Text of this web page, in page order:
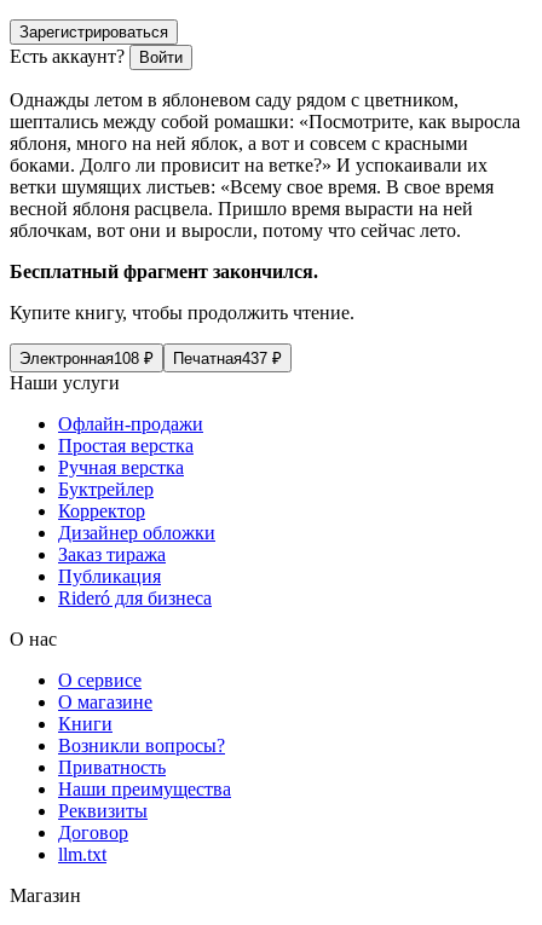
Зарегистрироваться
Есть аккаунт? Войти
Однажды летом в яблоневом саду рядом с цветником,
шептались между собой ромашки: «Посмотрите, как выросла
яблоня, много на ней яблок, а вот и совсем с красными
боками. Долго ли провисит на ветке?» И успокаивали их
ветки шумящих листьев: «Всему свое время. В свое время
весной яблоня расцвела. Пришло время вырасти на ней
яблочкам, вот они и выросли, потому что сейчас лето.
Бесплатный фрагмент закончился.
Купите книгу, чтобы продолжить чтение.
Электронная108 ₽ Печатная437 ₽
Наши услуги
Офлайн-продажи
Простая верстка
Ручная верстка
Буктрейлер
Корректор
Дизайнер обложки
Заказ тиража
Публикация
Rideró для бизнеса
О нас
О сервисе
О магазине
Книги
Возникли вопросы?
Приватность
Наши преимущества
Реквизиты
Договор
llm.txt
Магазин